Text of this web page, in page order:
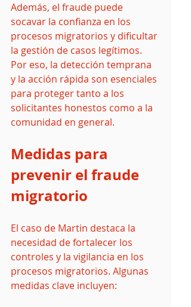
Además, el fraude puede
socavar la confianza en los
procesos migratorios y dificultar
la gestión de casos legítimos.
Por eso, la detección temprana
y la acción rápida son esenciales
para proteger tanto a los
solicitantes honestos como a la
comunidad en general.
Medidas para
prevenir el fraude
migratorio
El caso de Martin destaca la
necesidad de fortalecer los
controles y la vigilancia en los
procesos migratorios. Algunas
medidas clave incluyen: